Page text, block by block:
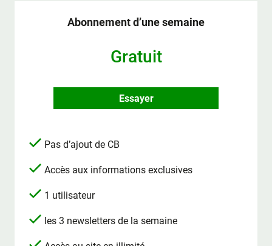
Abonnement d’une semaine
Gratuit
Essayer
Pas d’ajout de CB
Accès aux informations exclusives
1 utilisateur
les 3 newsletters de la semaine